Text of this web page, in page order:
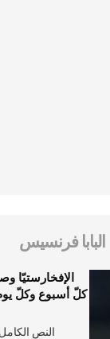
البابا فرنسيس
الإفخارستيّا
كلّ أسبوع وكلّ
النص